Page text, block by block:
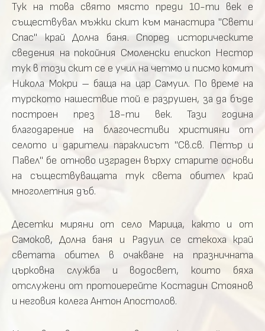
Тук на това свято място преди 10-ти век е
съществувал мъжки скит към манастира "Свети
Спас" край Долна баня. Според историческите
сведения на покойния Смоленски епископ Нестор
тук в този скит се е учил на четмо и писмо комит
Никола Мокри – баща на цар Самуил. По време на
турското нашествие той е разрушен, за да бъде
построен през 18-ти век. Тази година
благодарение на благочестиви християни от
селото и дарители параклисът "Св.св. Петър и
Павел" бе отново изграден върху старите основи
на съществуващата тук света обител край
многолетния дъб.
Десетки миряни от село Марица, както и от
Самоков, Долна баня и Радуил се стекоха край
светата обител в очакване на празничната
църковна служба и водосвет, които бяха
отслужени от протоиерейте Костадин Стоянов
и неговия колега Антон Апостолов.